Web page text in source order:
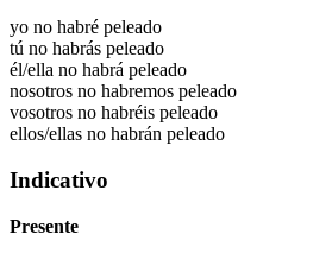
yo no habré peleado
tú no habrás peleado
él/ella no habrá peleado
nosotros no habremos peleado
vosotros no habréis peleado
ellos/ellas no habrán peleado
Indicativo
Presente